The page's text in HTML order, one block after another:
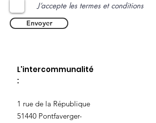
J’accepte les termes et conditions
Envoyer
L'intercommunalité
:
​1 rue de la République
51440 Pontfaverger-